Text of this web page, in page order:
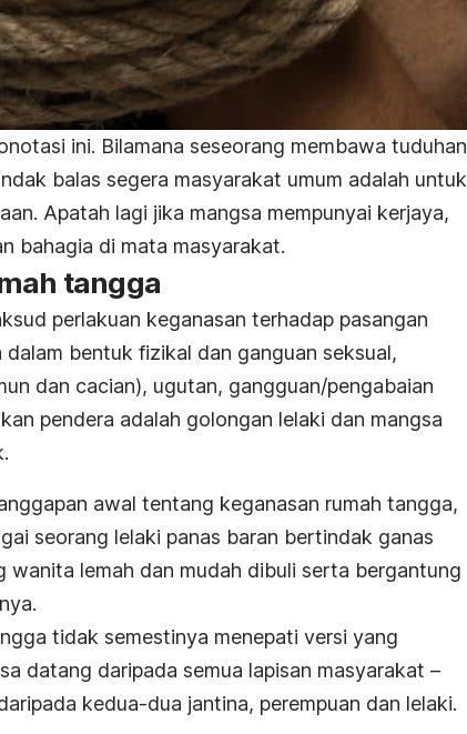
ini. Bilamana seseorang membawa tuduhan
balas segera masyarakat umum adalah untuk
Apatah lagi jika mangsa mempunyai kerjaya,
bahagia di mata masyarakat.
tangga
perlakuan keganasan terhadap pasangan
dalam bentuk fizikal dan ganguan seksual,
dan cacian), ugutan, gangguan/pengabaian
pendera adalah golongan lelaki dan mangsa
awal tentang keganasan rumah tangga,
seorang lelaki panas baran bertindak ganas
wanita lemah dan mudah dibuli serta bergantung
tidak semestinya menepati versi yang
datang daripada semua lapisan masyarakat –
kedua-dua jantina, perempuan dan lelaki.